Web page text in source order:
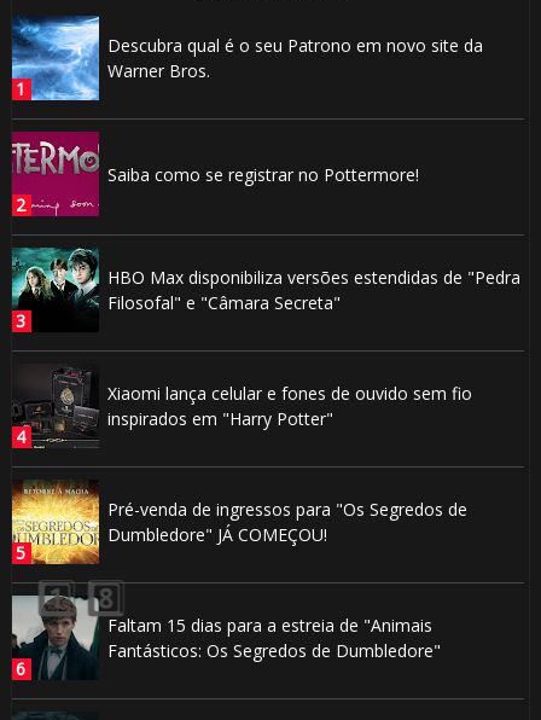
Descubra qual é o seu Patrono em novo site da
Warner Bros.
Saiba como se registrar no Pottermore!
HBO Max disponibiliza versões estendidas de "Pedra
Filosofal" e "Câmara Secreta"
Xiaomi lança celular e fones de ouvido sem fio
inspirados em "Harry Potter"
Pré-venda de ingressos para "Os Segredos de
Dumbledore" JÁ COMEÇOU!
Faltam 15 dias para a estreia de "Animais
Fantásticos: Os Segredos de Dumbledore"